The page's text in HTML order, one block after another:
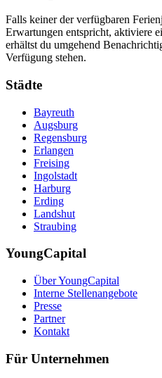
Falls keiner der verfügbaren
Erwartungen entspricht, aktiviere
erhältst du umgehend
Verfügung stehen.
Städte
Bayreuth
Augsburg
Regensburg
Erlangen
Freising
Ingolstadt
Harburg
Erding
Landshut
Straubing
YoungCapital
Über YoungCapital
Interne Stellenangebote
Presse
Partner
Kontakt
Für Unternehmen